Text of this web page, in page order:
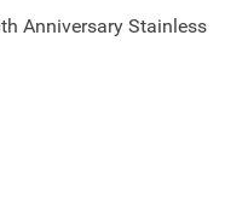
Anniversary Stainless